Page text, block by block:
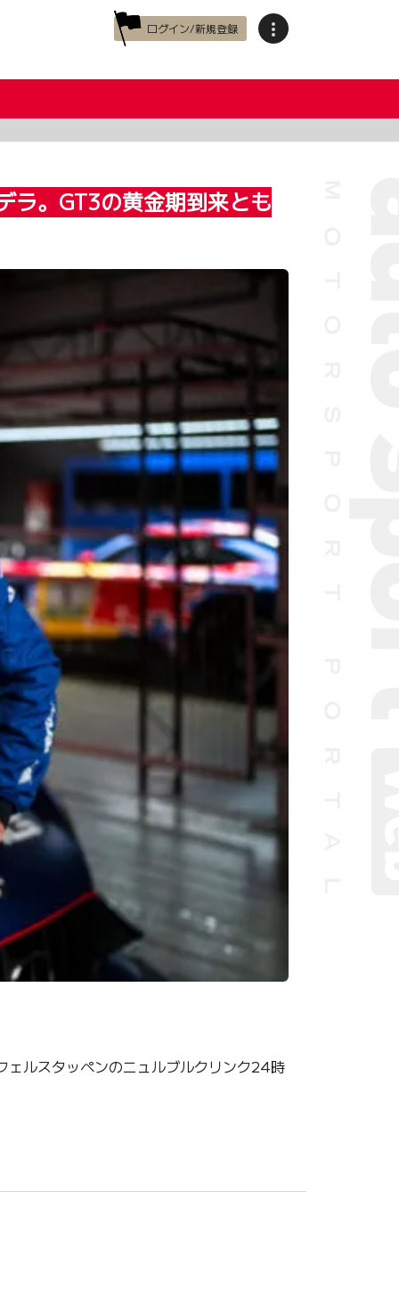
ログイン/新規登録
ラ。GT3の黄金期到来とも
ェルスタッペンのニュルブルクリンク24時